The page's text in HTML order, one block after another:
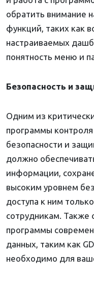
обратить внимание
функций, таких как
настраиваемых
понятность меню и
Безопасность и
Одним из
программы контроля
безопасности и
должно
информации,
высоким уровнем
доступа к ним
сотрудникам. Также
программы
данных, таким как
необходимо для